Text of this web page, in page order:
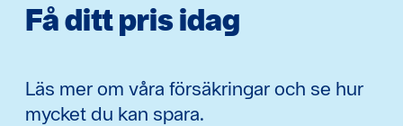
Få ditt pris idag
Läs mer om våra försäkringar och se hur
mycket du kan spara.